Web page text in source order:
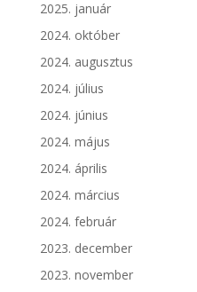
2025. január
2024. október
2024. augusztus
2024. július
2024. június
2024. május
2024. április
2024. március
2024. február
2023. december
2023. november